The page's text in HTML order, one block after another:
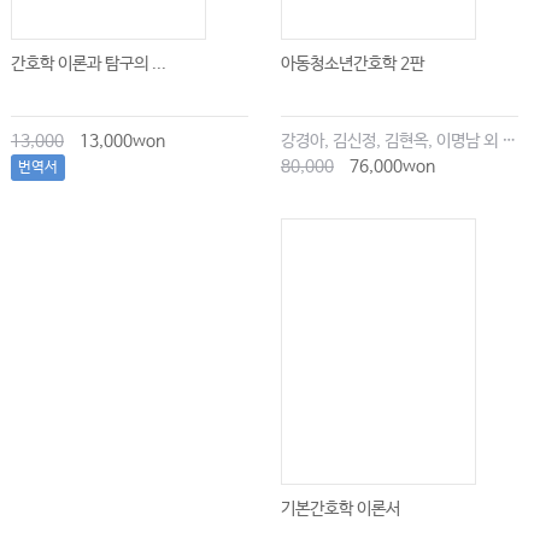
간호학 이론과 탐구의 ...
13,000 13,000won
번역서
아동청소년간호학 2판
강경아, 김신정, 김현옥, 이명남 외 공저
80,000
76,000won
기본간호학 이론서